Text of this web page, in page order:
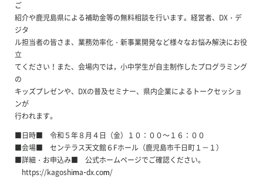
ご
紹介や鹿児島県による補助金等の無料相談を行います。経営者、DX・デ
ジタ
ル担当者の皆さま、業務効率化・新事業開発など様々なお悩み解決にお役
立
てください！また、会場内では，小中学生が自主制作したプログラミング
の
キッズプレゼンや、DXの普及セミナー、県内企業によるトークセッショ
ンが
行われます。
■日時■ 令和５年８月４日（金）１０：００～１６：００
■会場■ センテラス天文館６Fホール（鹿児島市千日町１－１）
■詳細・お申込み■ 公式ホームページでご確認ください。
https://kagoshima-dx.com/